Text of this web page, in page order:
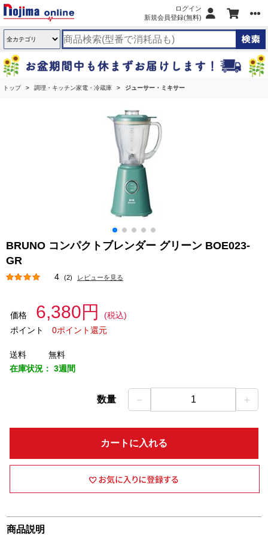
ログイン
新規会員登録(無料)
トップ 調理・キッチン家電・冷蔵庫 ジューサー・ミキサー
BRUNO コンパクトブレンダー グリーン BOE023-
GR
4 (2) レビューを見る
価格 6,380円
(税込)
ポイント
0ポイント還元
送料
無料
在庫状況： 3週間
数量 － 1 ＋
カートに入れる
商品説明